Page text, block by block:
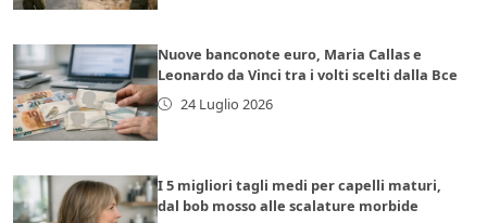
Nuove banconote euro, Maria Callas e
Leonardo da Vinci tra i volti scelti dalla Bce
24 Luglio 2026
I 5 migliori tagli medi per capelli maturi,
dal bob mosso alle scalature morbide